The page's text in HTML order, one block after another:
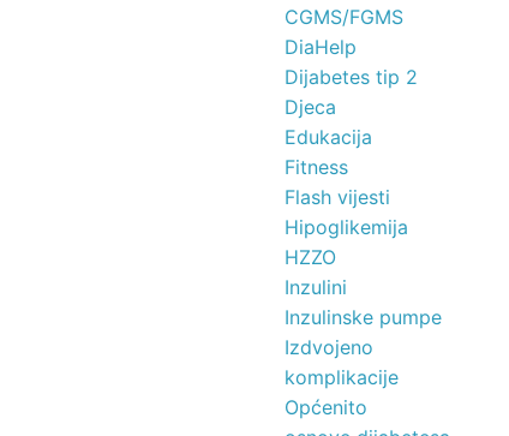
CGMS/FGMS
DiaHelp
Dijabetes tip 2
Djeca
Edukacija
Fitness
Flash vijesti
Hipoglikemija
HZZO
Inzulini
Inzulinske pumpe
Izdvojeno
komplikacije
Općenito